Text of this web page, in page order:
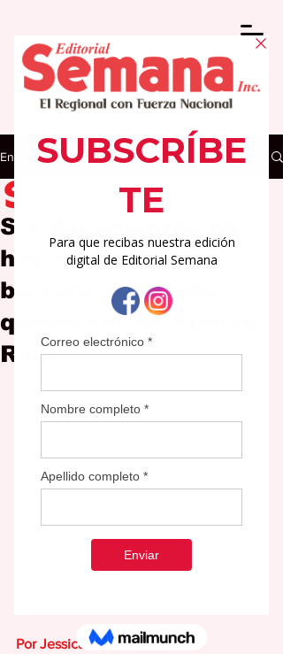
Entrada
Sin documentos no
hay vivienda: la
barrera que nadie
quiere ver en Puerto
Rico
Por Jessica Colón Nieves